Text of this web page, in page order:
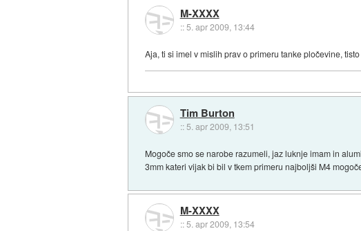
M-XXXX
::5. apr 2009, 13:44
Aja, ti si imel v mislih prav o primeru tanke pločevine,
Tim Burton
:: 5. apr 2009, 13:51
Mogoče smo se narobe razumeli, jaz luknje imam in
3mm kateri vijak bi bil v tkem primeru najboljši M4
M-XXXX
::5. apr 2009, 13:54